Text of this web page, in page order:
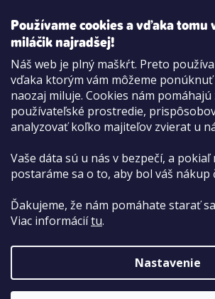
Používame cookies a vďaka tomu
miláčik najradšej!
Náš web je plný maškŕt. Preto
vďaka ktorým vám môžeme
naozaj miluje. Cookies nám
používateľské prostredie,
analyzovať koľko majiteľov zvierat u
Vaše dáta sú u nás v bezpečí, a
postaráme sa o to, aby bol váš nákup
Ďakujeme, že nám pomáhate starať
Viac informáciítu.
Nastavenie